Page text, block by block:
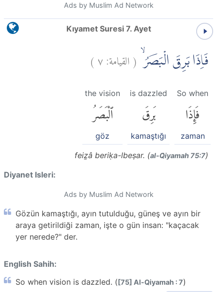
Ads by Muslim Ad Network
Kıyamet Suresi 7. Ayet
فَاِذَا بَرِقَ الْبَصَرُۙ (القيامة:٧)
So when
فَإِذَا
zaman
is dazzled
بَرِقَ
kamaştığı
the vision
ٱلْبَصَرُ
göz
feiẕâ beriḳa-lbeṣar. (al-Q̈iyamah 75:7)
Diyanet Isleri:
Ads by Muslim Ad Network
Gözün kamaştığı, ayın tutulduğu, güneş ve ayın bir
araya getirildiği zaman, işte o gün insan: "kaçacak
yer nerede?" der.
English Sahih:
So when vision is dazzled. ([75] Al-Qiyamah : 7)